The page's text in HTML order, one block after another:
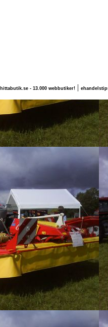
hittabutik.se - 13.000 webbutiker!|
& Fredrik S